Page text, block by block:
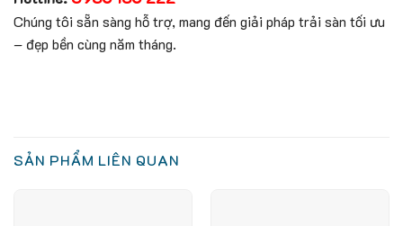
Chúng tôi sẵn sàng hỗ trợ, mang đến giải pháp trải sàn tối ưu
– đẹp bền cùng năm tháng.
SẢN PHẨM LIÊN QUAN